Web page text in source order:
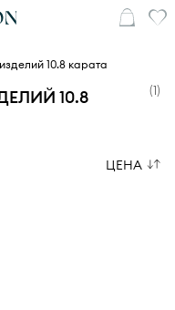
10.8 карата
10.8
(1)
ЦЕНА